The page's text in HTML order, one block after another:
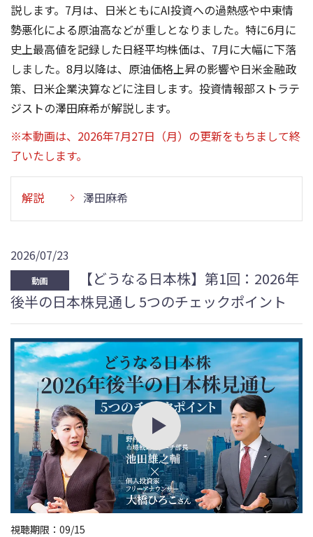
説します。7月は、日米ともにAI投資への過熱感や中東情
勢悪化による原油高などが重しとなりました。特に6月に
史上最高値を記録した日経平均株価は、7月に大幅に下落
しました。8月以降は、原油価格上昇の影響や日米金融政
策、日米企業決算などに注目します。投資情報部ストラテ
ジストの澤田麻希が解説します。
※本動画は、2026年7月27日（月）の更新をもちまして終
了いたします。
解説 澤田麻希
2026/07/23
動画
【どうなる日本株】第1回：2026年
後半の日本株見通し 5つのチェックポイント
視聴期限：09/15